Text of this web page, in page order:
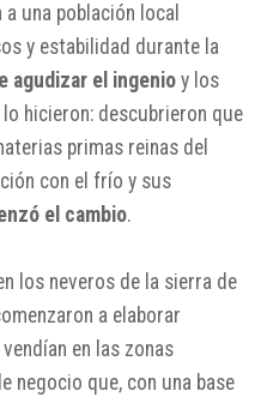
una población local
y estabilidad durante la
agudizar el ingenio y los
hicieron: descubrieron que
primas reinas del
con el frío y sus
el cambio.
los neveros de la sierra de
a elaborar
en las zonas
negocio que, con una base